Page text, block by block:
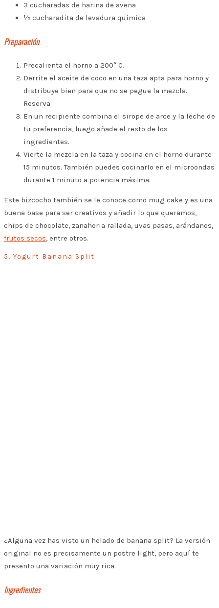
3 cucharadas de harina de avena
½ cucharadita de levadura química
Preparación
Precalienta el horno a 200° C.
Derrite el aceite de coco en una taza apta para horno y
distribuye bien para que no se pegue la mezcla.
Reserva.
En un recipiente combina el sirope de arce y la leche de
tu preferencia, luego añade el resto de los
ingredientes.
Vierte la mezcla en la taza y cocina en el horno durante
15 minutos. También puedes cocinarlo en el microondas
durante 1 minuto a potencia máxima.
Este bizcocho también se le conoce como mug cake y es una
buena base para ser creativos y añadir lo que queramos,
chips de chocolate, zanahoria rallada, uvas pasas, arándanos,
frutos secos, entre otros.
5. Yogurt Banana Split
¿Alguna vez has visto un helado de banana split? La versión
original no es precisamente un postre light, pero aquí te
presento una variación muy rica.
Ingredientes